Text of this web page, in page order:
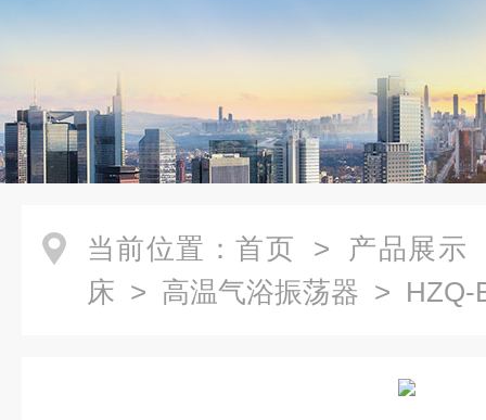
当前位置： 首页 > 产品展示
床 > 高温气浴振荡器 > HZQ-